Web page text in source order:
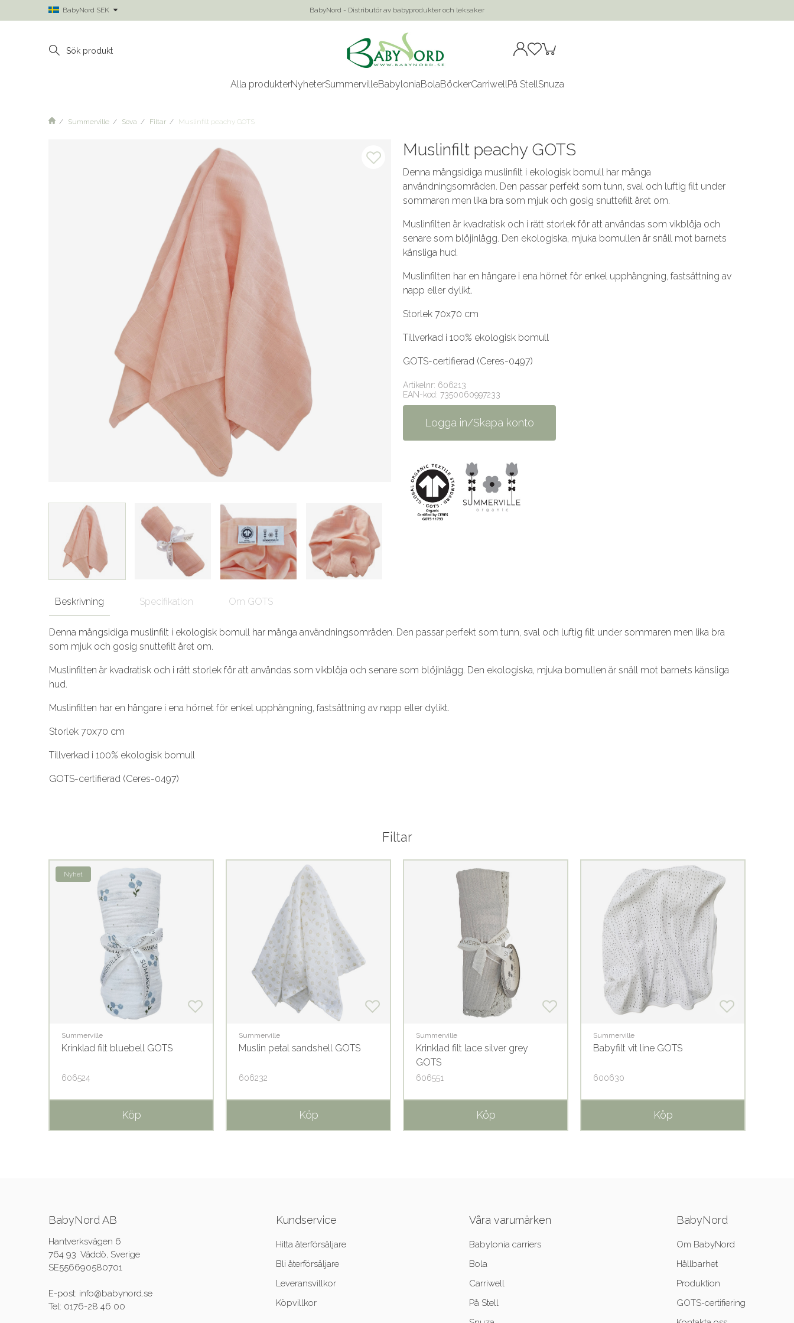
BabyNord SEK BabyNord - Distributör av babyprodukter och leksaker
Alla produkterNyheterSummervilleBabyloniaBolaBöckerCarriwellPå StellSnuza
Summerville Sova Filtar Muslinfilt peachy GOTS
Muslinfilt peachy GOTS
Denna mångsidiga muslinfilt i ekologisk bomull har många
användningsområden. Den passar perfekt som tunn, sval och luftig filt under
sommaren men lika bra som mjuk och gosig snuttefilt året om.
Muslinfilten är kvadratisk och i rätt storlek för att användas som vikblöja och
senare som blöjinlägg. Den ekologiska, mjuka bomullen är snäll mot barnets
känsliga hud.
Muslinfilten har en hängare i ena hörnet för enkel upphängning, fastsättning av
napp eller dylikt.
Storlek 70x70 cm
Tillverkad i 100% ekologisk bomull
GOTS-certifierad (Ceres-0497)
Artikelnr: 606213
EAN-kod: 7350060997233
Logga in/Skapa konto
Beskrivning Specifikation Om GOTS
Denna mångsidiga muslinfilt i ekologisk bomull har många användningsområden. Den passar perfekt som tunn, sval och luftig filt under sommaren men lika bra
som mjuk och gosig snuttefilt året om.
Muslinfilten är kvadratisk och i rätt storlek för att användas som vikblöja och senare som blöjinlägg. Den ekologiska, mjuka bomullen är snäll mot barnets känsliga
hud.
Muslinfilten har en hängare i ena hörnet för enkel upphängning, fastsättning av napp eller dylikt.
Storlek 70x70 cm
Tillverkad i 100% ekologisk bomull
GOTS-certifierad (Ceres-0497)
Filtar
Nyhet
Summerville
Krinklad filt bluebell GOTS
606524
Köp
Summerville
Muslin petal sandshell GOTS
606232
Köp
Summerville
Krinklad filt lace silver grey
GOTS
606551
Köp
Summerville
Babyfilt vit line GOTS
600630
Köp
BabyNord AB
Hantverksvägen 6
764 93 Väddö, Sverige
SE556690580701
E-post: info@babynord.se
Tel: 0176-28 46 00
Kundservice
Hitta återförsäljare
Bli återförsäljare
Leveransvillkor
Köpvillkor
Våra varumärken
Babylonia carriers
Bola
Carriwell
På Stell
BabyNord
Om BabyNord
Hållbarhet
Produktion
GOTS-certifiering